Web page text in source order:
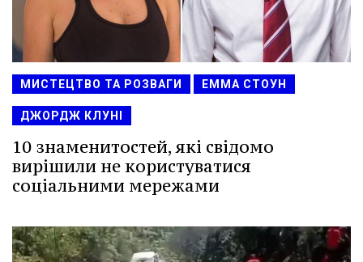
МИСТЕЦТВО ТА РОЗВАГИ ЕММА СТОУН
ДЖОРДЖ КЛУНІ
10 знаменитостей, які свідомо
вирішили не користуватися
соціальними мережами